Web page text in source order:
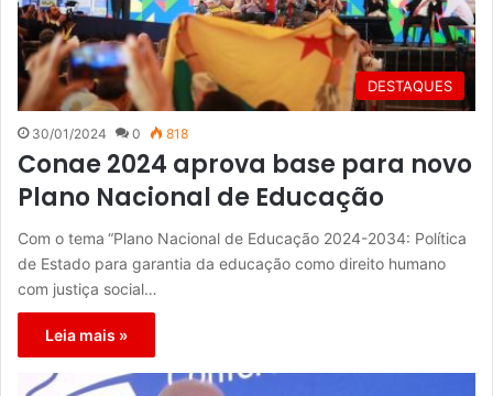
DESTAQUES
30/01/2024 0 818
Conae 2024 aprova base para novo
Plano Nacional de Educação
Com o tema “Plano Nacional de Educação 2024-2034: Política
de Estado para garantia da educação como direito humano
com justiça social…
Leia mais »